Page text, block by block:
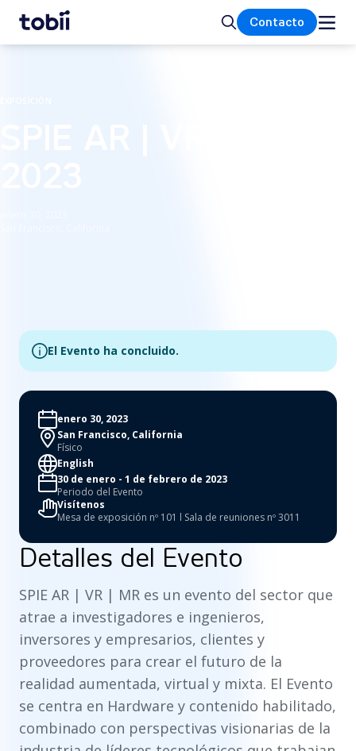
Inicio BuscarContacto
El Evento ha concluido.
enero 30, 2023
San Francisco, California
Físico
English
30 de enero - 1 de febrero de 2023
Periodo del Evento
Visítenos
Mesa de exposición nº 101 l Sala de reuniones nº 3011
Detalles del Evento
SPIE AR | VR | MR es un evento del sector que
atrae a investigadores e ingenieros,
inversores y empresarios, clientes y
proveedores para crear el futuro de la
realidad aumentada, virtual y mixta. El Evento
se centra en Hardware y contenido habilitado,
combinado con perspectivas visionarias de la